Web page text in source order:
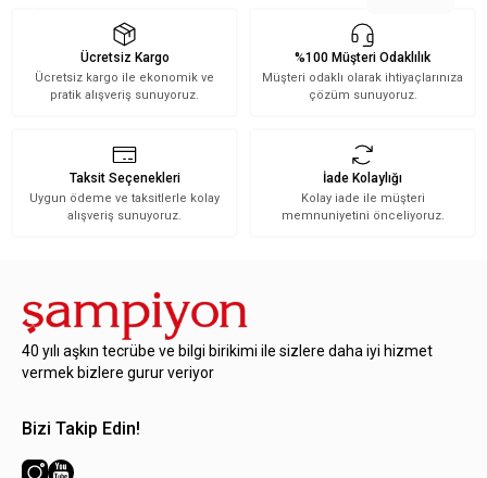
Ücretsiz Kargo
Ücretsiz kargo ile ekonomik ve
pratik alışveriş sunuyoruz.
%100 Müşteri Odaklılık
Müşteri odaklı olarak ihtiyaçlarınıza
çözüm sunuyoruz.
Taksit Seçenekleri
Uygun ödeme ve taksitlerle kolay
alışveriş sunuyoruz.
İade Kolaylığı
Kolay iade ile müşteri
memnuniyetini önceliyoruz.
40 yılı aşkın tecrübe ve bilgi birikimi ile sizlere daha iyi hizmet
vermek bizlere gurur veriyor
Bizi Takip Edin!